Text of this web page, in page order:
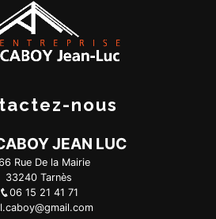
nous
JEAN LUC
Rue De la Mairie
33240 Tarnès
06 15 21 41 71